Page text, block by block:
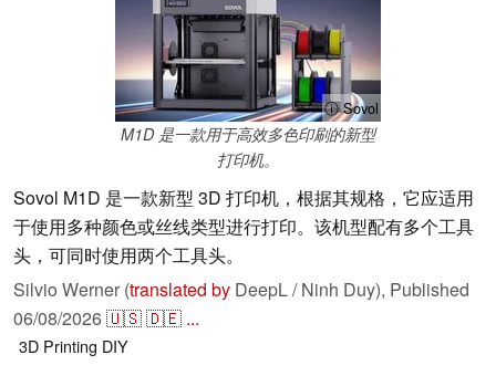
ⓘ Sovol
M1D 是一款用于高效多色印刷的新型
打印机。
Sovol M1D 是一款新型 3D 打印机，根据其规格，它应适用
于使用多种颜色或丝线类型进行打印。该机型配有多个工具
头，可同时使用两个工具头。
Silvio Werner (translated by DeepL / Ninh Duy), Published
06/08/2026🇺🇸🇩🇪 ...
3D Printing DIY